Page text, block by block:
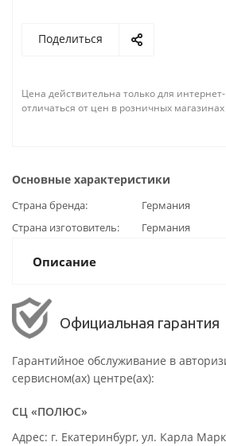
Поделиться
Цена действительна только для
отличаться от цен в розничных магазинах
Основные характеристики
Страна бренда
Германия
Страна изготовитель
Германия
Описание
Официальная гарантия
Гарантийное обслуживание в
сервисном(ах) центре(ах):
СЦ «ПОЛЮС»
Адрес: г. Екатеринбург, ул. Карла